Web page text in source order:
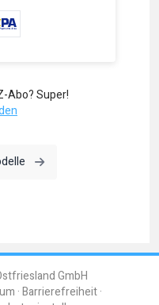
Abo? Super!
GmbH
Barrierefreiheit